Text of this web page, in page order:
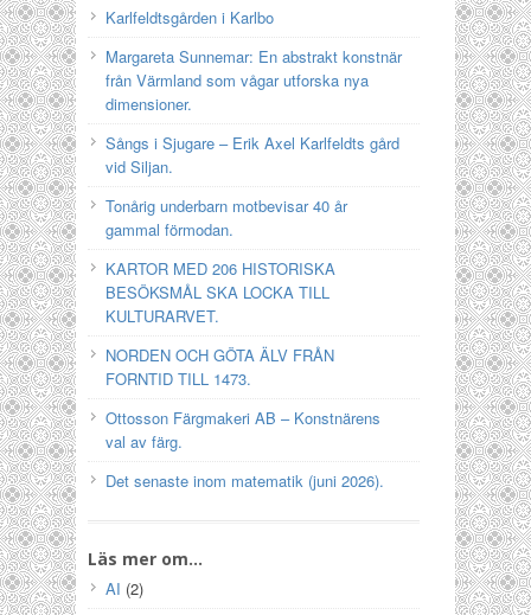
Karlfeldtsgården i Karlbo
Margareta Sunnemar: En abstrakt konstnär
från Värmland som vågar utforska nya
dimensioner.
Sångs i Sjugare – Erik Axel Karlfeldts gård
vid Siljan.
Tonårig underbarn motbevisar 40 år
gammal förmodan.
KARTOR MED 206 HISTORISKA
BESÖKSMÅL SKA LOCKA TILL
KULTURARVET.
NORDEN OCH GÖTA ÄLV FRÅN
FORNTID TILL 1473.
Ottosson Färgmakeri AB – Konstnärens
val av färg.
Det senaste inom matematik (juni 2026).
Läs mer om…
AI (2)